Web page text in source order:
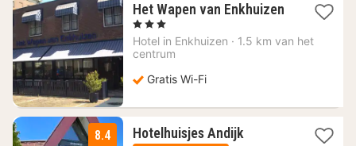
Het Wapen van Enkhuizen
1
nacht
vanaf
€
, 3 Sterren
Hotel in Enkhuizen · 1.5 km van het
centrum
Gratis Wi-Fi
8.4 Hotelhuisjes Andijk1